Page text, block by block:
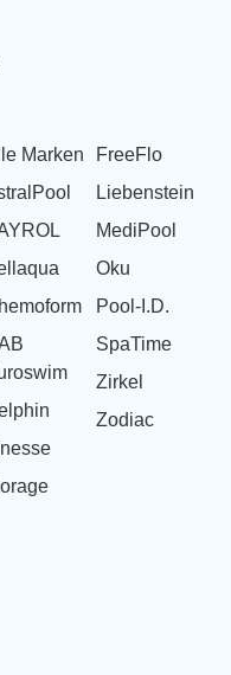
Marken
FreeFlo
Liebenstein
MediPool
Oku
Pool-I.D.
SpaTime
Zirkel
Zodiac